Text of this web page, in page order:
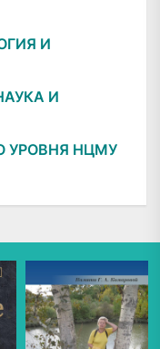
И
И
УРОВНЯ НЦМУ